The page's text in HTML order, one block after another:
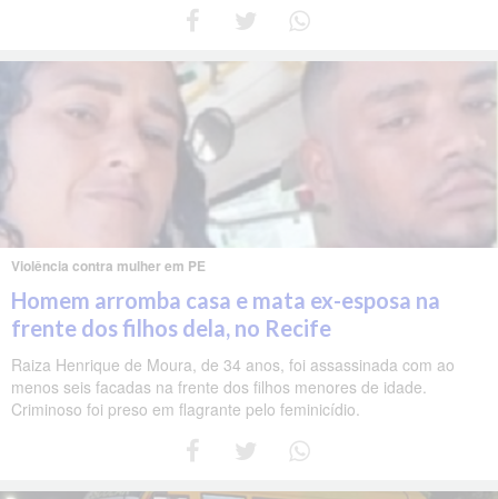
Violência contra mulher em PE
Homem arromba casa e mata ex-esposa na
frente dos filhos dela, no Recife
Raiza Henrique de Moura, de 34 anos, foi assassinada com ao
menos seis facadas na frente dos filhos menores de idade.
Criminoso foi preso em flagrante pelo feminicídio.